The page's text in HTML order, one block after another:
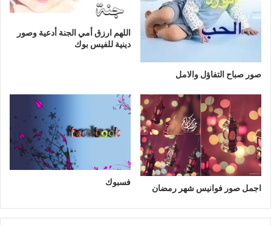
صور صباح التفاؤل والامل
اللهم ارزق أمي الجنة أدعية وصور
دينية للفيس بوك
اجمل صور فوانيس شهر رمضان
فسبوك